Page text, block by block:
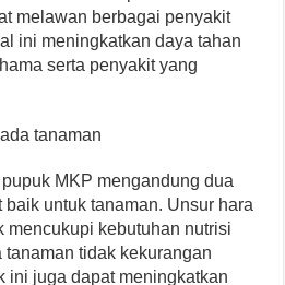
melawan berbagai penyakit
ini meningkatkan daya tahan
serta penyakit yang
tanaman
MKP mengandung dua
untuk tanaman. Unsur hara
mencukupi kebutuhan nutrisi
tidak kekurangan
ini juga dapat meningkatkan